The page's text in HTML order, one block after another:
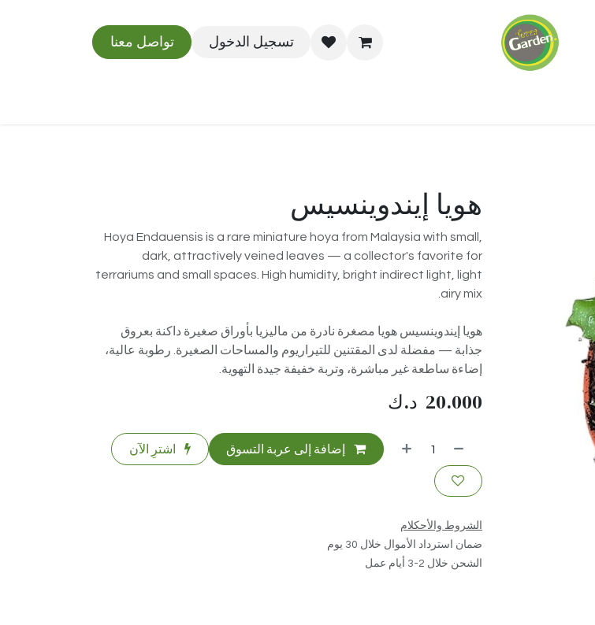
تسجيل الدخول تواصل معنا
هويا إيندوينسيس
Hoya Endauensis is a rare miniature hoya from Malaysia with small,
dark, attractively veined leaves — a collector's favorite for
terrariums and small spaces. High humidity, bright indirect light, light
airy mix.
هويا إيندوينسيس هويا مصغرة نادرة من ماليزيا بأوراق صغيرة داكنة بعروق
جذابة — مفضلة لدى المقتنين للتيراريوم والمساحات الصغيرة. رطوبة عالية،
إضاءة ساطعة غير مباشرة، وتربة خفيفة جيدة التهوية.
20.000 د.ك
إضافة إلى عربة التسوق اشترِ الآن
الشروط والأحكلام
ضمان استرداد الأموال خلال 30 يوم
الشحن خلال 2-3 أيام عمل